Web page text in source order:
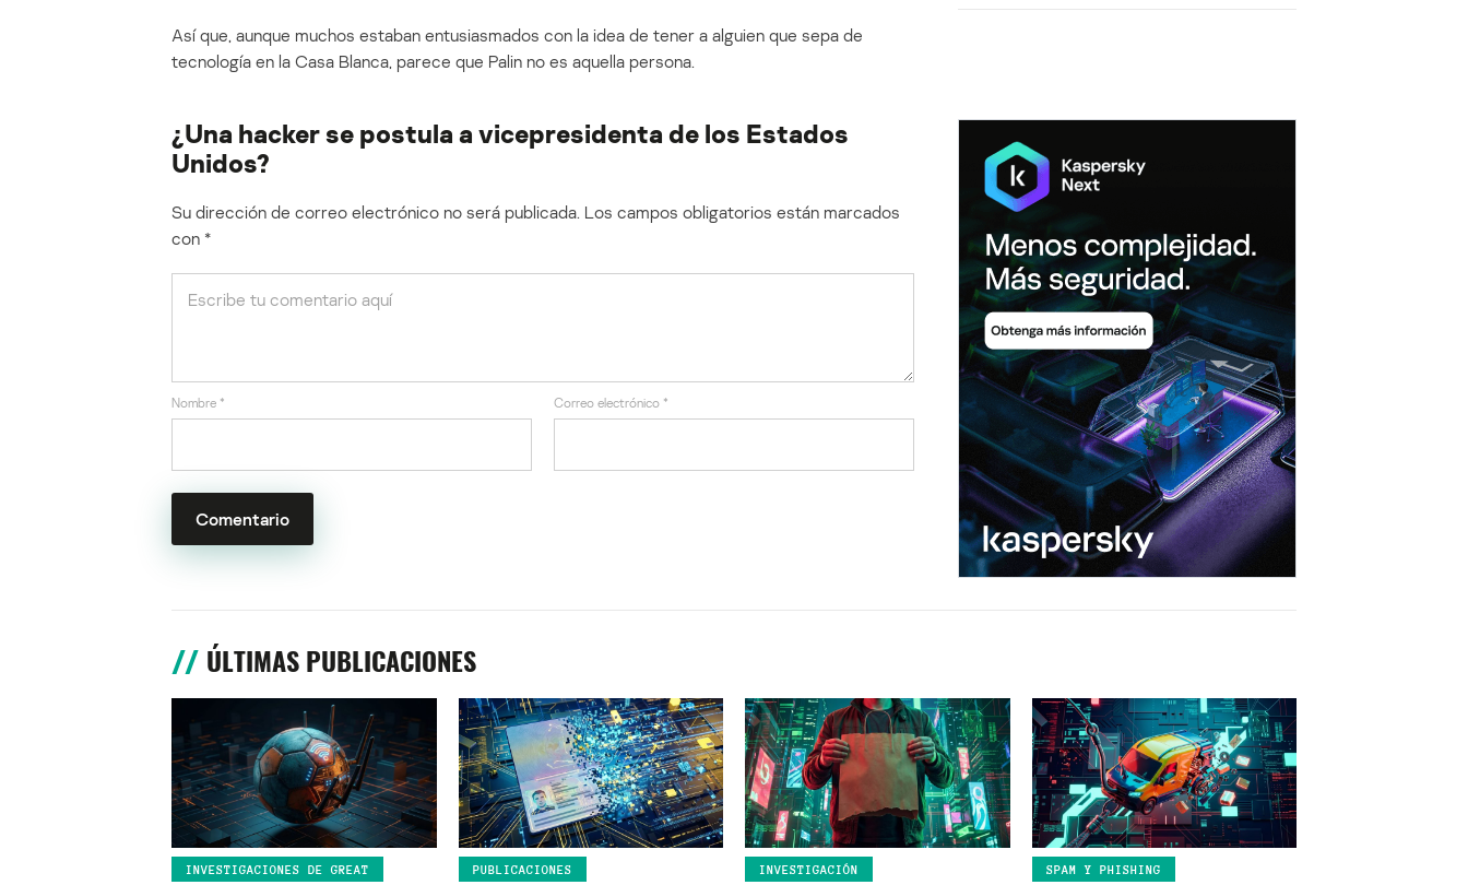
Así que, aunque muchos estaban entusiasmados con la idea de tener a alguien que sepa de
tecnología en la Casa Blanca, parece que Palin no es aquella persona.
¿Una hacker se postula a vicepresidenta de los Estados
Unidos?
Su dirección de correo electrónico no será publicada. Los campos obligatorios están marcados
con *
Nombre * Correo electrónico *
ÚLTIMAS PUBLICACIONES
INVESTIGACIONES DE GREAT PUBLICACIONES INVESTIGACIÓN SPAM Y PHISHING